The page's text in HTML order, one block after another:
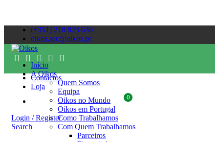
(+351) 218 823 630
oikos.sec@oikos.pt
Contactos
Loja
0
Login / Register
Search
Início
A Oikos
Quem Somos
Equipa
Oikos no Mundo
Oikos em Portugal
Como Trabalhamos
Com Quem Trabalhamos
Parceiros